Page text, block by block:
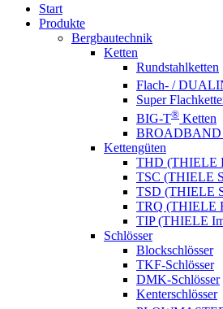
Start
Produkte
Bergbautechnik
Ketten
Rundstahlketten
Flach- /
Super
BIG-T® Ketten
BROADBAND
Kettengüten
THD (THIELE
TSC (THIELE
TSD (THIELE
TRQ (THIELE
TIP (THIELE
Schlösser
Blockschlösser
TKF-Schlösser
DMK-Schlösser
Kenterschlösser